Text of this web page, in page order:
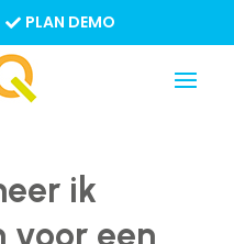
PLAN DEMO
ik
voor een